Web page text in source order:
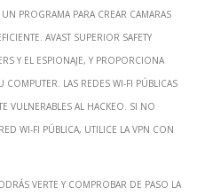
un programa para crear camaras
Avast superior safety
y el espionaje, y proporciona
Las redes Wi-Fi públicas
vulnerables al hackeo. Si no
Wi-Fi pública, utilice la VPN con
verte y comprobar de paso la